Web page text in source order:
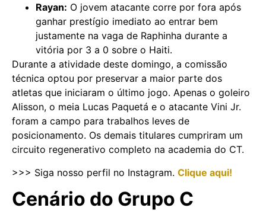
Rayan: O jovem atacante corre por fora após
ganhar prestígio imediato ao entrar bem
justamente na vaga de Raphinha durante a
vitória por 3 a 0 sobre o Haiti.
Durante a atividade deste domingo, a comissão
técnica optou por preservar a maior parte dos
atletas que iniciaram o último jogo. Apenas o goleiro
Alisson, o meia Lucas Paquetá e o atacante Vini Jr.
foram a campo para trabalhos leves de
posicionamento. Os demais titulares cumpriram um
circuito regenerativo completo na academia do CT.
>>> Siga nosso perfil no Instagram. Clique aqui!
Cenário do Grupo C